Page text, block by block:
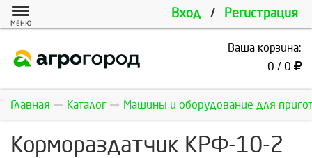
Вход / Регистрация
МЕНЮ
Ваша корзина:
0 / 0
Главная Каталог Машины и оборудование для
Кормораздатчик КРФ-10-2